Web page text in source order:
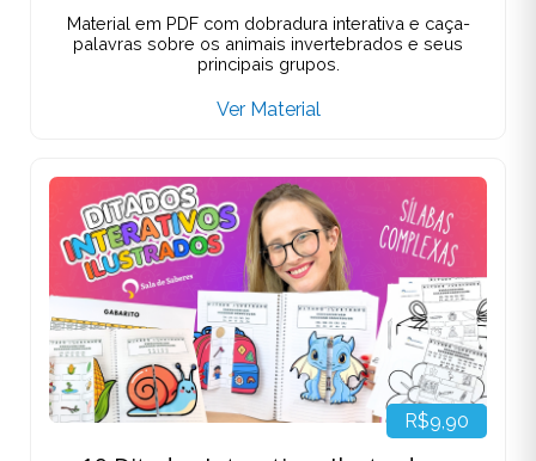
Material em PDF com dobradura interativa e caça-
palavras sobre os animais invertebrados e seus
principais grupos.
Ver Material
R$9,90